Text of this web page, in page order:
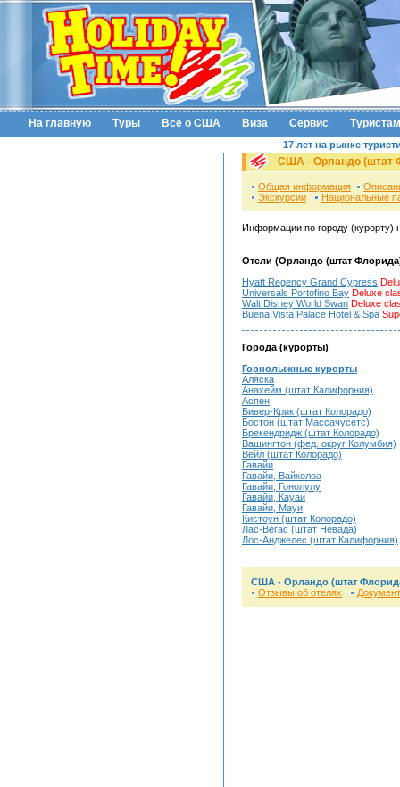
На главную Туры Все о США Виза Сервис Туристам
17 лет на рынке
США - Орландо (штат
Общая информация
Экскурсии
Национальные
Информации по городу (курорту)
Отели (Орландо (штат
Hyatt Regency Grand Cypress
Universals Portofino Bay Deluxe
Walt Disney World Swan Deluxe
Buena Vista Palace Hotel & Spa
Города (курорты)
Горнолыжные курорты
Аляска
Анахейм (штат Калифорния)
Аспен
Бивер-Крик (штат Колорадо)
Бостон (штат Массачусетс)
Брекендридж (штат Колорадо)
Вашингтон (фед. округ Колумбия)
Вейл (штат Колорадо)
Гавайи
Гавайи, Вайколоа
Гавайи, Гонолулу
Гавайи, Кауаи
Гавайи, Мауи
Кистоун (штат Колорадо)
Лас-Вегас (штат Невада)
Лос-Анджелес (штат Калифорния)
США - Орландо (штат
Отзывы об отелях